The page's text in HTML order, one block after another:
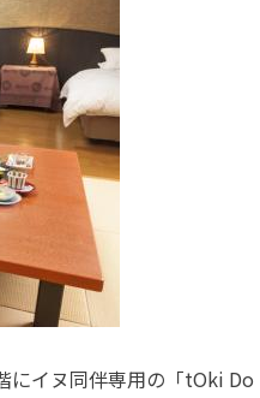
にイヌ同伴専用の「tOki Do